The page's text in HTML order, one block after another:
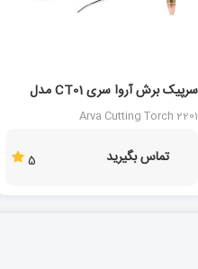
سرپیک برش آروا سری CT01 مدل
2201
Arva Cutting Torch 2201
تماس بگیرید 5